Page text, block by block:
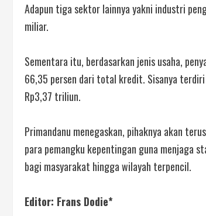
Adapun tiga sektor lainnya yakni industri
miliar.
Sementara itu, berdasarkan jenis usaha,
66,35 persen dari total kredit. Sisanya
Rp3,37 triliun.
Primandanu menegaskan, pihaknya akan
para pemangku kepentingan guna menjaga
bagi masyarakat hingga wilayah terpencil.
Editor: Frans Dodie*